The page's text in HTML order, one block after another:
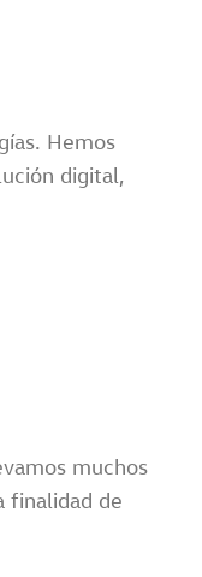
Hemos
digital,
muchos
finalidad de